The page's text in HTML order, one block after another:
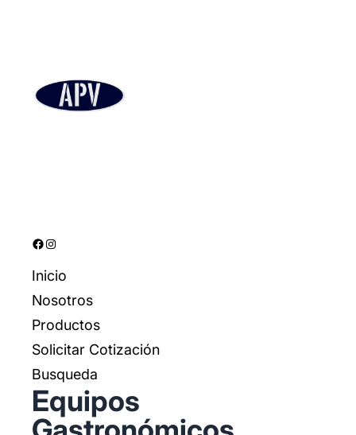
Inicio
Nosotros
Productos
Solicitar Cotización
Busqueda
Equipos